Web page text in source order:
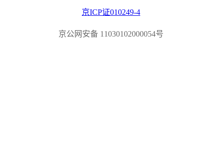
京ICP证010249-4
京公网安备 11030102000054号